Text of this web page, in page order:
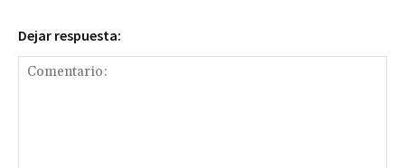
Dejar respuesta: